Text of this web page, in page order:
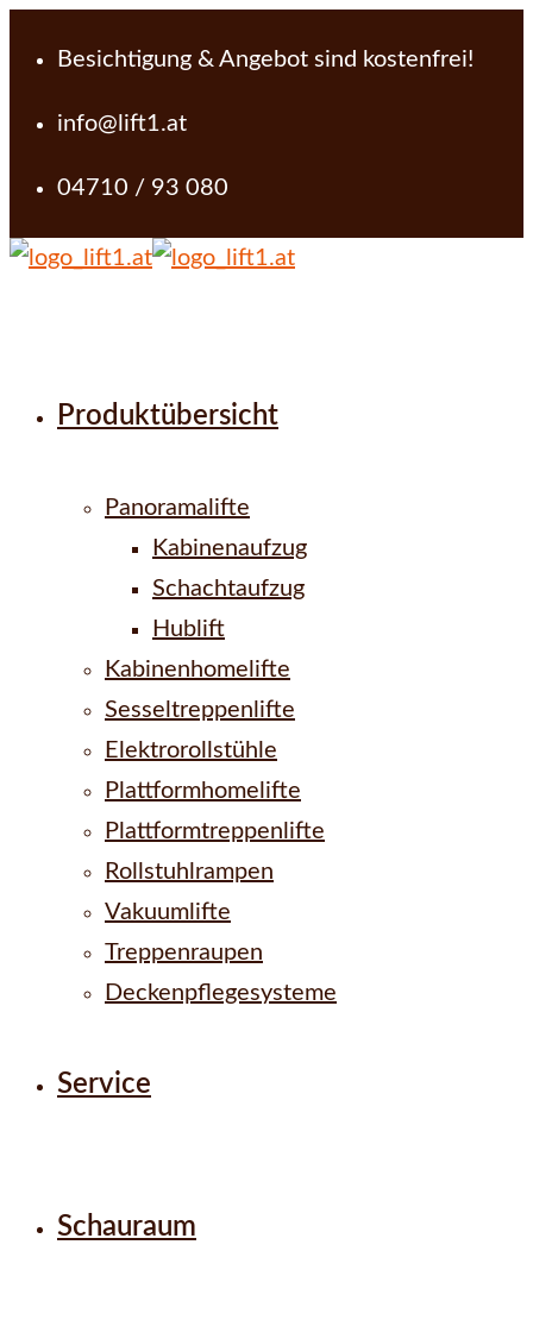
Besichtigung & Angebot sind kostenfrei!
info@lift1.at
04710 / 93 080
Produktübersicht
Panoramalifte
Kabinenaufzug
Schachtaufzug
Hublift
Kabinenhomelifte
Sesseltreppenlifte
Elektrorollstühle
Plattformhomelifte
Plattformtreppenlifte
Rollstuhlrampen
Vakuumlifte
Treppenraupen
Deckenpflegesysteme
Service
Schauraum